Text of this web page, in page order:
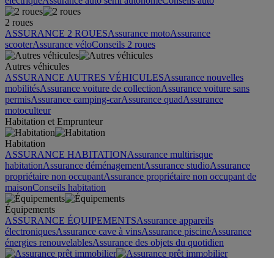
2 roues
ASSURANCE 2 ROUESAssurance motoAssurance
scooterAssurance véloConseils 2 roues
Autres véhicules
ASSURANCE AUTRES VÉHICULESAssurance nouvelles
mobilitésAssurance voiture de collectionAssurance voiture sans
permisAssurance camping-carAssurance quadAssurance
motoculteur
Habitation et Emprunteur
Habitation
ASSURANCE HABITATIONAssurance multirisque
habitationAssurance déménagementAssurance studioAssurance
propriétaire non occupantAssurance propriétaire non occupant de
maisonConseils habitation
Équipements
ASSURANCE ÉQUIPEMENTSAssurance appareils
électroniquesAssurance cave à vinsAssurance piscineAssurance
énergies renouvelablesAssurance des objets du quotidien